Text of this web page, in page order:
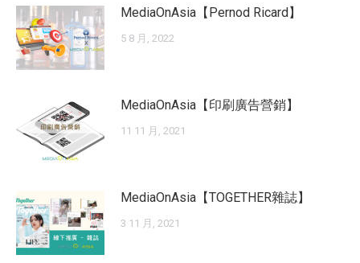
MediaOnAsia【Pernod Ricard】
5 8 月, 2022
MediaOnAsia【印刷廣告營銷】
11 11 月, 2021
MediaOnAsia【TOGETHER雜誌】
3 11 月, 2021